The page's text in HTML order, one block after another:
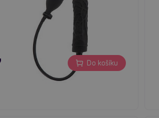
Kč Do košíku